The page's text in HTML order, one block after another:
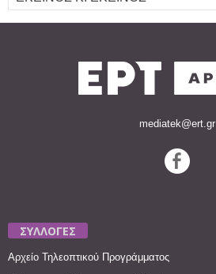
mediatek@ert.gr
ΣΥΛΛΟΓΕΣ
Αρχείο Τηλεοπτικού Προγράμματος